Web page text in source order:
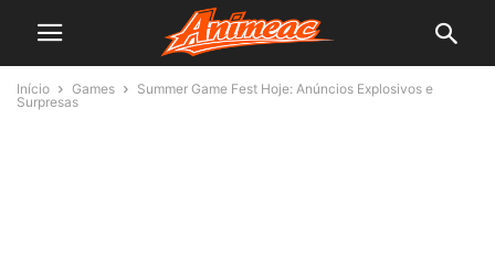
Início Games
Summer Game Fest Hoje: Anúncios Explosivos e
Surpresas